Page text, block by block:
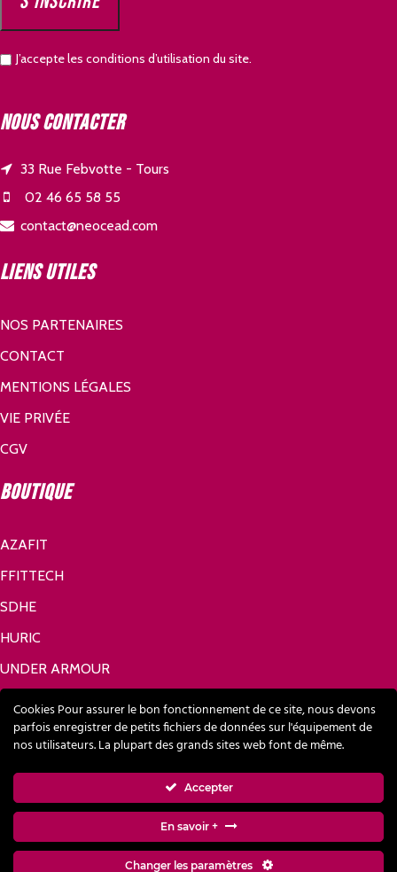
J’accepte les conditions d’utilisation du site.
Nous contacter
33 Rue Febvotte - Tours
02 46 65 58 55
contact@neocead.com
Liens utiles
NOS PARTENAIRES
CONTACT
MENTIONS LÉGALES
VIE PRIVÉE
CGV
Boutique
AZAFIT
FFITTECH
SDHE
HURIC
UNDER ARMOUR
Réseaux sociaux
Cookies Pour assurer le bon fonctionnement de ce site, nous devons
parfois enregistrer de petits fichiers de données sur l'équipement de
nos utilisateurs. La plupart des grands sites web font de même.
Accepter
En savoir +
Changer les paramètres